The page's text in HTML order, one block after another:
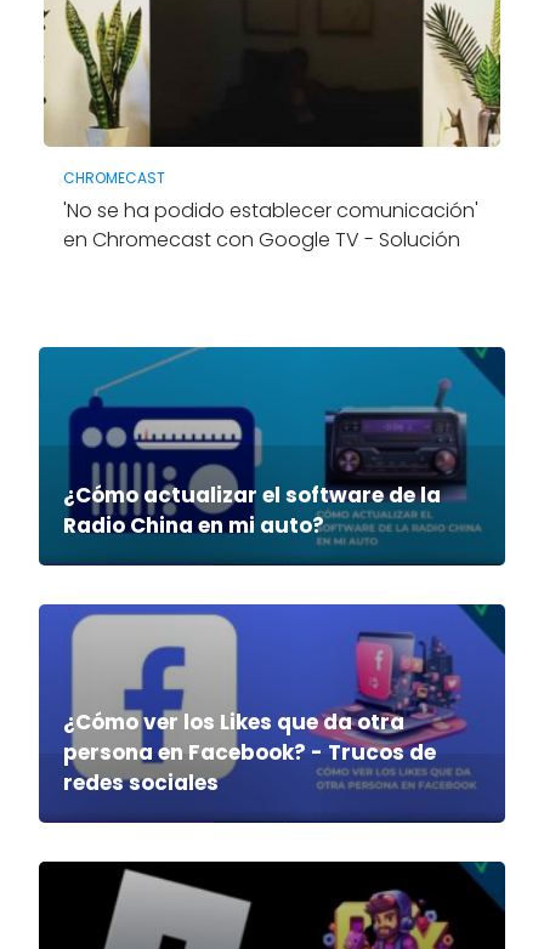
CHROMECAST
'No se ha podido establecer comunicación'
en Chromecast con Google TV - Solución
¿Cómo actualizar el software de la
Radio China en mi auto?
¿Cómo ver los Likes que da otra
persona en Facebook? - Trucos de
redes sociales